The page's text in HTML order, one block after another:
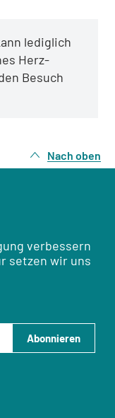
lediglich
Herz-
Besuch
Nach oben
verbessern
setzen wir uns
Abonnieren